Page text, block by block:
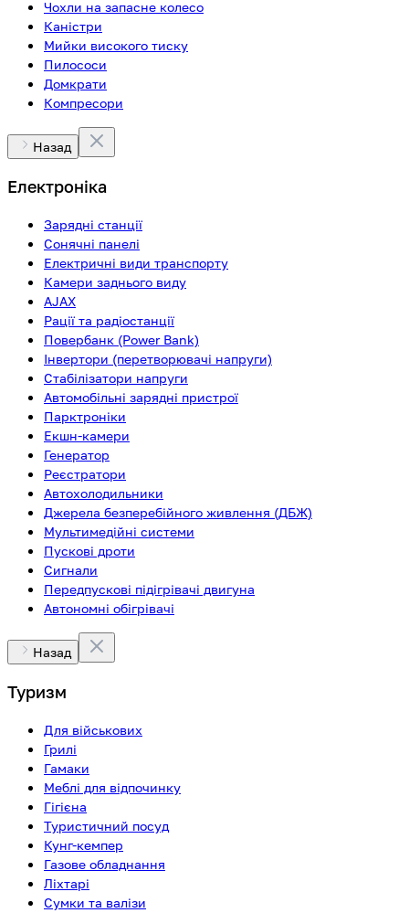
Чохли на запасне колесо
Каністри
Мийки високого тиску
Пилососи
Домкрати
Компресори
Назад
Електроніка
Зарядні станції
Сонячні панелі
Електричні види транспорту
Камери заднього виду
AJAX
Рації та радіостанції
Повербанк (Power Bank)
Інвертори (перетворювачі напруги)
Стабілізатори напруги
Автомобільні зарядні пристрої
Парктроніки
Екшн-камери
Генератор
Реєстратори
Автохолодильники
Джерела безперебійного живлення (ДБЖ)
Мультимедійні системи
Пускові дроти
Сигнали
Передпускові підігрівачі двигуна
Автономні обігрівачі
Назад
Туризм
Для військових
Грилі
Гамаки
Меблі для відпочинку
Гігієна
Туристичний посуд
Кунг-кемпер
Газове обладнання
Ліхтарі
Сумки та валізи